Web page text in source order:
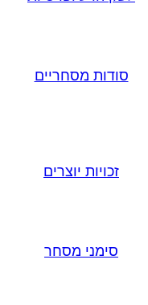
סודות מסחריים
זכויות יוצרים
סימני מסחר